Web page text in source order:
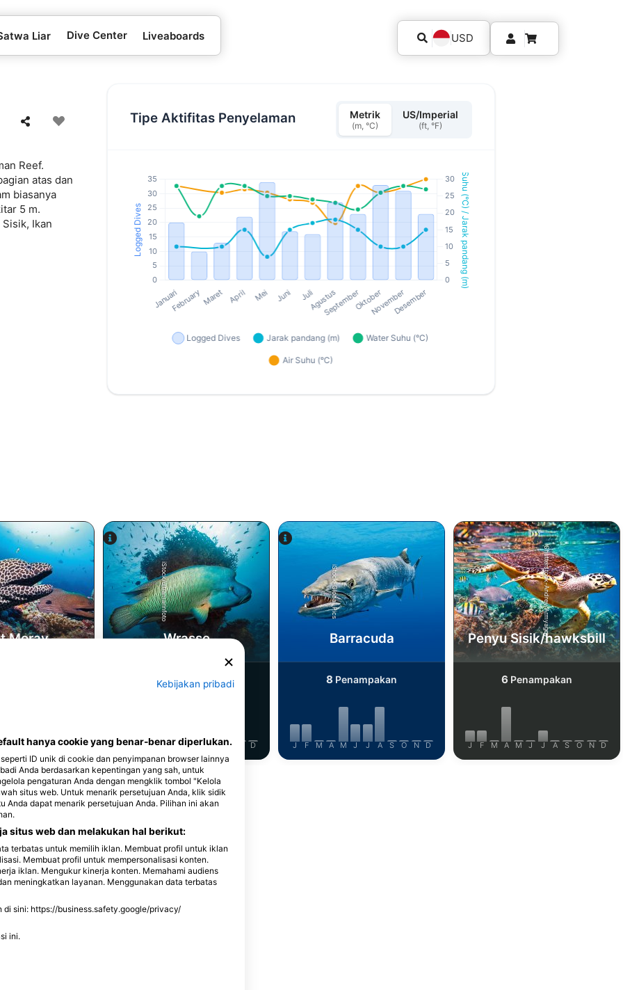
Liar Dive Center Liveaboards USD
Reef.
atas dan
biasanya
5 m.
Ikan
Tipe Aktifitas Penyelaman Metrik
(m, °C)
US/Imperial
(ft, °F)
Moray
J J A S O N D
iStock/ultramarinfoto
Wrasse
9Penampakan
J F M A M J J A S O D
iStock-Global_Pics
Barracuda
8 Penampakan
J F M A M J J A S O N D
Shutterstock-Andrey Armyagov
Penyu Sisik/hawksbill
6 Penampakan
J F M A M J J A S O N D
Tampilkan Lebih Banyak Hewan
Selam Ini
Kebijakan pribadi
hanya cookie yang benar-benar diperlukan.
ID unik di cookie dan penyimpanan browser lainnya
Anda berdasarkan kepentingan yang sah, untuk
pengaturan Anda dengan mengklik tombol "Kelola
situs web. Untuk menarik persetujuan Anda, klik sidik
Anda dapat menarik persetujuan Anda. Pilihan ini akan
situs web dan melakukan hal berikut:
terbatas untuk memilih iklan. Membuat profil untuk iklan
Membuat profil untuk mempersonalisasi konten.
iklan. Mengukur kinerja konten. Memahami audiens
meningkatkan layanan. Menggunakan data terbatas
di sini: https://business.safety.google/privacy/
ini.